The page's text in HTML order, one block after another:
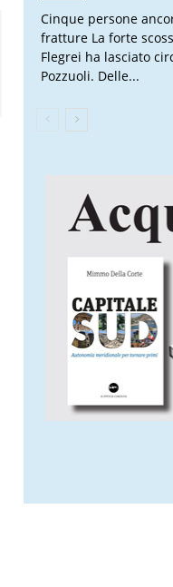
Cinque persone
fratture La forte
Flegrei ha lasciato
Pozzuoli. Delle...